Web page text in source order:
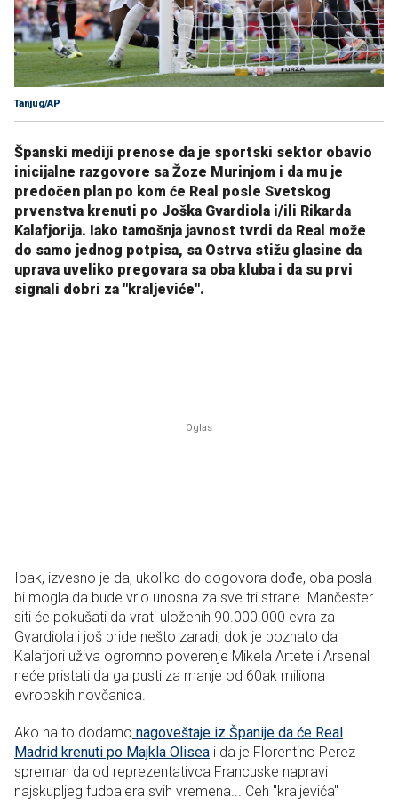
Tanjug/AP
Španski mediji prenose da je sportski sektor obavio
inicijalne razgovore sa Žoze Murinjom i da mu je
predočen plan po kom će Real posle Svetskog
prvenstva krenuti po Joška Gvardiola i/ili Rikarda
Kalafjorija. Iako tamošnja javnost tvrdi da Real može
do samo jednog potpisa, sa Ostrva stižu glasine da
uprava uveliko pregovara sa oba kluba i da su prvi
signali dobri za "kraljeviće".
Ipak, izvesno je da, ukoliko do dogovora dođe, oba posla
bi mogla da bude vrlo unosna za sve tri strane. Mančester
siti će pokušati da vrati uloženih 90.000.000 evra za
Gvardiola i još pride nešto zaradi, dok je poznato da
Kalafjori uživa ogromno poverenje Mikela Artete i Arsenal
neće pristati da ga pusti za manje od 60ak miliona
evropskih novčanica.
Ako na to dodamo nagoveštaje iz Španije da će Real
Madrid krenuti po Majkla Olisea i da je Florentino Perez
spreman da od reprezentativca Francuske napravi
najskupljeg fudbalera svih vremena... Ceh "kraljevića"